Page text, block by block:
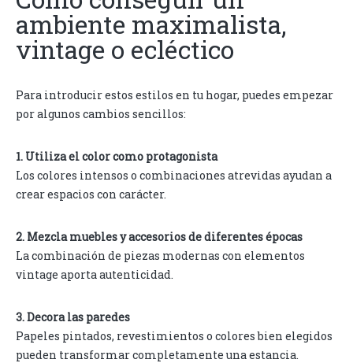
ambiente maximalista,
vintage o ecléctico
Para introducir estos estilos en tu hogar, puedes empezar
por algunos cambios sencillos:
1. Utiliza el color como protagonista
Los colores intensos o combinaciones atrevidas ayudan a
crear espacios con carácter.
2. Mezcla muebles y accesorios de diferentes épocas
La combinación de piezas modernas con elementos
vintage aporta autenticidad.
3. Decora las paredes
Papeles pintados, revestimientos o colores bien elegidos
pueden transformar completamente una estancia.